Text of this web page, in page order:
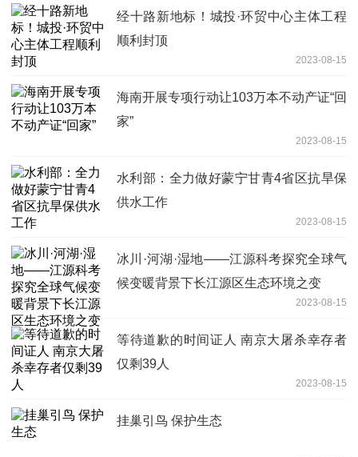
经十路新地标！城投·环贸中心主体工程
顺利封顶
2023-08-15
海南开展专项行动让103万本不动产证“回
家”
2023-08-15
水利部：全力做好蒙宁甘青4省区抗旱保
供水工作
2023-08-15
冰川·河湖·湿地——江源科考探究全球气
候变暖背景下长江源区生态环境之变
2023-08-15
等待道歉的时间证人 南京大屠杀幸存者
仅剩39人
2023-08-15
挂巢引鸟 保护生态